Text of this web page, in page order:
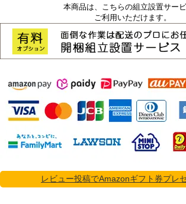
本商品は、こちらの組立設置サー
ご利用いただけます。
レビュー投稿でAmazonギフト券プレ